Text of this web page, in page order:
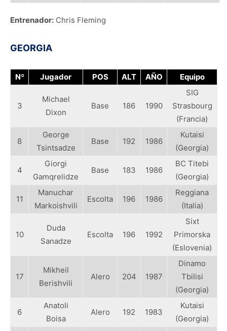
Entrenador: Chris Fleming
GEORGIA
Nº Jugador POS ALT AÑO Equipo
3
Michael
Dixon
Base 186 1990
SIG
Strasbourg
(Francia)
8
George
Tsintsadze
Base 192 1986
Kutaisi
(Georgia)
4
Giorgi
Gamqrelidze
Base 183 1986
BC Titebi
(Georgia)
11
Manuchar
Markoishvili
Escolta 196 1986
Reggiana
(Italia)
10
Duda
Sanadze
Escolta 196 1992
Sixt
Primorska
(Eslovenia)
17
Mikheil
Berishvili
Alero 204 1987
Dinamo
Tbilisi
(Georgia)
6
Anatoli
Boisa
Alero 192 1983
Kutaisi
(Georgia)